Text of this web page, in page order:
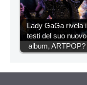
Lady GaGa rivela i
testi del suo nuovo
album, ARTPOP?